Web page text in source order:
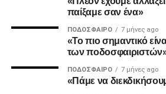
2. Την πιο σίγουρη και την πιο
πολύ να δωθεί στον λαό του ΠΑΟΚ.
παίξαμε σαν ένα»
ΠΟΔΌΣΦΑΙΡΟ 7 μήνες ago
«Το πιο σημαντικό
των
ΠΟΔΌΣΦΑΙΡΟ 7 μήνες ago
«Πάμε να